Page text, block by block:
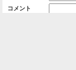
コメント